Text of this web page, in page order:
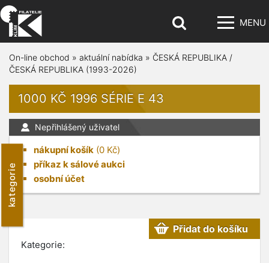
MENU
kategorie
On-line obchod » aktuální nabídka » ČESKÁ REPUBLIKA /
ČESKÁ REPUBLIKA (1993-2026)
1000 KČ 1996 SÉRIE E 43
Nepřihlášený uživatel
nákupní košík (0 Kč)
příkaz k sálové aukci
osobní účet
Kategorie:
Přidat do košíku